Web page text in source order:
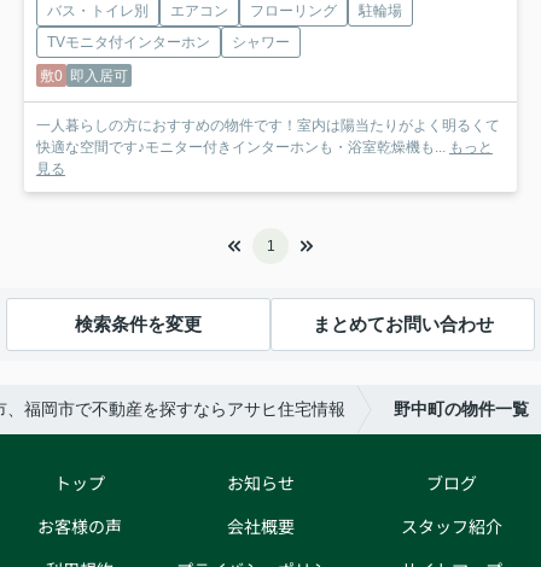
バス・トイレ別 エアコン フローリング
駐輪場
TVモニタ付インターホン
シャワー
敷0 即入居可
一人暮らしの方におすすめの物件です！室内は陽当たりがよく明るくて
快適な空間です♪モニター付きインターホンも・浴室乾燥機も...
もっと
見る
1
検索条件を変更 まとめてお問い合わせ
、福岡市で不動産を探すならアサヒ住宅情報 野中町の物件一覧
トップ
お客様の声
お知らせ
会社概要
ブログ
スタッフ紹介